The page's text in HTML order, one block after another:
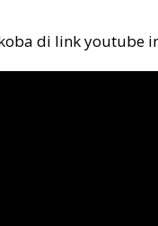
di link youtube